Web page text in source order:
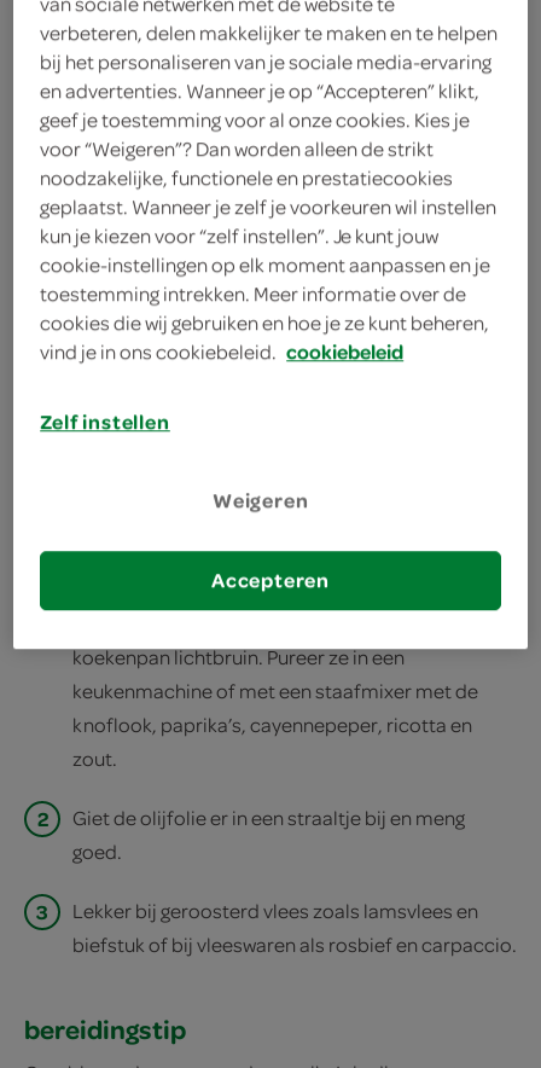
250 gram geroosterde rode
paprika's
2 teentjes knoflook
75 gram pijnboompitten
kies je winkel
bereiden
deel op facebook
koekenpan lichtbruin. Pureer ze in een
keukenmachine of met een staafmixer met de
knoflook, paprika’s, cayennepeper, ricotta en
zout.
2
Giet de olijfolie er in een straaltje bij en meng
goed.
3
Lekker bij geroosterd vlees zoals lamsvlees en
biefstuk of bij vleeswaren als rosbief en carpaccio.
bereidingstip
verbeteren, delen makkelijker te maken en te helpen
bij het personaliseren van je sociale media-ervaring
en advertenties. Wanneer je op “Accepteren” klikt,
geef je toestemming voor al onze cookies. Kies je
voor “Weigeren”? Dan worden alleen de strikt
noodzakelijke, functionele en prestatiecookies
geplaatst. Wanneer je zelf je voorkeuren wil instellen
kun je kiezen voor “zelf instellen”. Je kunt jouw
cookie-instellingen op elk moment aanpassen en je
toestemming intrekken. Meer informatie over de
cookies die wij gebruiken en hoe je ze kunt beheren,
vind je in ons cookiebeleid. cookiebeleid
Zelf instellen
Weigeren
Accepteren